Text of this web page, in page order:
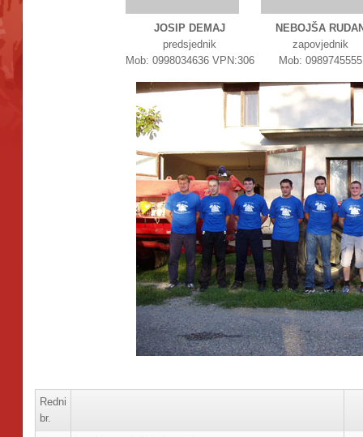
JOSIP DEMAJ
predsjednik
Mob: 0998034636 VPN:306
NEBOJŠA
zapovjednik
Mob: 0989745555
Redni
br.